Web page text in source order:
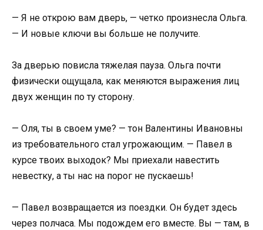
— Я не открою вам дверь, — четко произнесла Ольга.
— И новые ключи вы больше не получите.
За дверью повисла тяжелая пауза. Ольга почти
физически ощущала, как меняются выражения лиц
двух женщин по ту сторону.
— Оля, ты в своем уме? — тон Валентины Ивановны
из требовательного стал угрожающим. — Павел в
курсе твоих выходок? Мы приехали навестить
невестку, а ты нас на порог не пускаешь!
— Павел возвращается из поездки. Он будет здесь
через полчаса. Мы подождем его вместе. Вы — там, в